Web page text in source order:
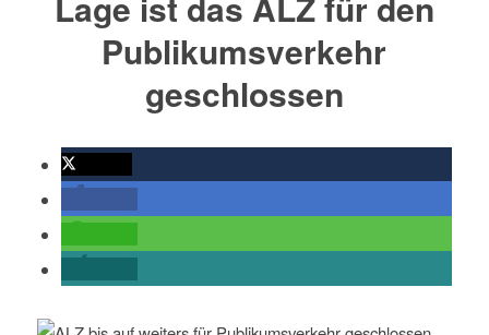
Publikumsverkehr
geschlossen